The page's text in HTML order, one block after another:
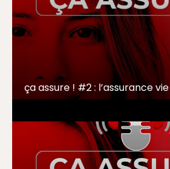
ça assure ! #2 : l’assurance vie